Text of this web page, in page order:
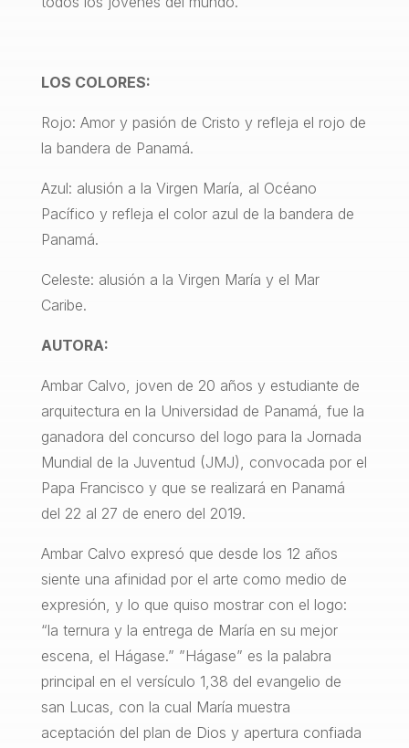
LOS COLORES:
Rojo: Amor y pasión de Cristo y refleja el rojo de
la bandera de Panamá.
Azul: alusión a la Virgen María, al Océano
Pacífico y refleja el color azul de la bandera de
Panamá.
Celeste: alusión a la Virgen María y el Mar
Caribe.
AUTORA:
Ambar Calvo, joven de 20 años y estudiante de
arquitectura en la Universidad de Panamá, fue la
ganadora del concurso del logo para la Jornada
Mundial de la Juventud (JMJ), convocada por el
Papa Francisco y que se realizará en Panamá
del 22 al 27 de enero del 2019.
Ambar Calvo expresó que desde los 12 años
siente una afinidad por el arte como medio de
expresión, y lo que quiso mostrar con el logo:
“la ternura y la entrega de María en su mejor
escena, el Hágase.” ”Hágase” es la palabra
principal en el versículo 1,38 del evangelio de
san Lucas, con la cual María muestra
aceptación del plan de Dios y apertura confiada